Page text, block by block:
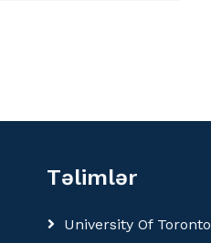
Təlimlər
University Of Toronto